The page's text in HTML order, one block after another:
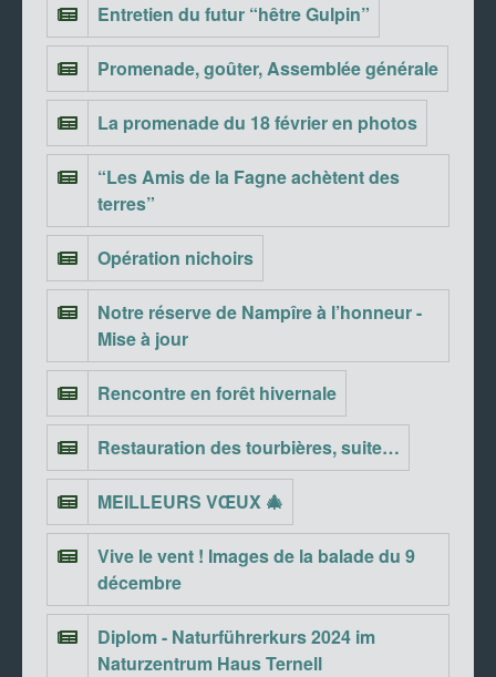
Entretien du futur “hêtre Gulpin”
Promenade, goûter, Assemblée générale
La promenade du 18 février en photos
“Les Amis de la Fagne achètent des
terres”
Opération nichoirs
Notre réserve de Nampîre à l’honneur -
Mise à jour
Rencontre en forêt hivernale
Restauration des tourbières, suite…
MEILLEURS VŒUX 🎄
Vive le vent ! Images de la balade du 9
décembre
Diplom - Naturführerkurs 2024 im
Naturzentrum Haus Ternell